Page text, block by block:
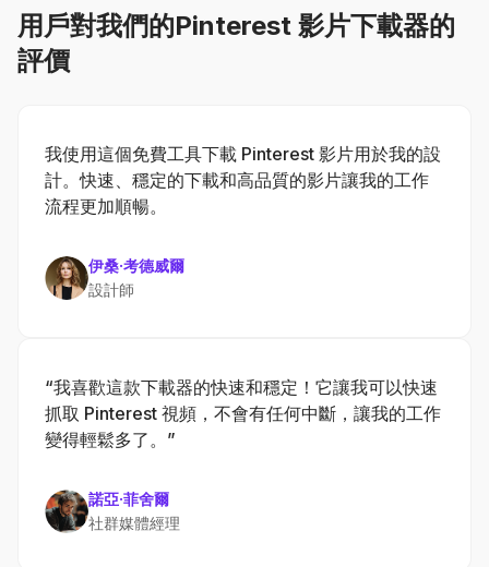
用戶對我們的Pinterest 影片下載器的
評價
我使用這個免費工具下載 Pinterest 影片用於我的設
計。快速、穩定的下載和高品質的影片讓我的工作
流程更加順暢。
伊桑·考德威爾
設計師
“我喜歡這款下載器的快速和穩定！它讓我可以快速
抓取 Pinterest 視頻，不會有任何中斷，讓我的工作
變得輕鬆多了。”
諾亞·菲舍爾
社群媒體經理